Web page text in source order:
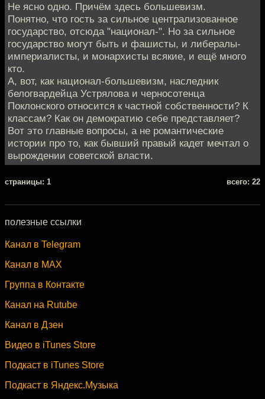
Не ясно одно. Причём здесь большевизм.
Понятно, что гость за сильное централизованное
государство, отсюда "национал-". Но за сильное
государство могут быть и фашисты, и либералы-
империалисты, и монархисты всякие, и ещё много
кто.
А, вот, как национал-большевизм, наследник
белогвардейца Устрялова и черносотенца
Поклонского относится к частной собственности? К
классам? Как он демократию себе представляет?
Вот это главные вопросы, а не романтические
истории про то, как бывший правый кадет мечтал о
вырождении советской власти.
cтраницы: 1 всего: 22
полезные ссылки
Канал в Telegram
Канал в MAX
Группа в Контакте
Канал на Rutube
Канал в Дзен
Видео в iTunes Store
Подкаст в iTunes Store
Подкаст в Яндекс.Музыка